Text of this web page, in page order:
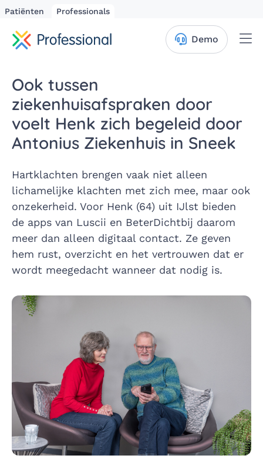
Patiënten Professionals
Demo
Ook tussen
ziekenhuisafspraken door
voelt Henk zich begeleid door
Antonius Ziekenhuis in Sneek
Hartklachten brengen vaak niet alleen
lichamelijke klachten met zich mee, maar ook
onzekerheid. Voor Henk (64) uit IJlst bieden
de apps van Luscii en BeterDichtbij daarom
meer dan alleen digitaal contact. Ze geven
hem rust, overzicht en het vertrouwen dat er
wordt meegedacht wanneer dat nodig is.